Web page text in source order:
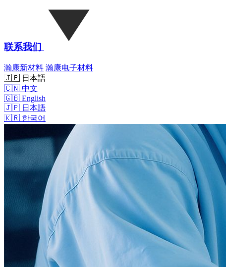
联系我们
瀚康新材料 瀚康电子材料
🇯🇵 日本語
🇨🇳 中文
🇬🇧 English
🇯🇵 日本語
🇰🇷 한국어